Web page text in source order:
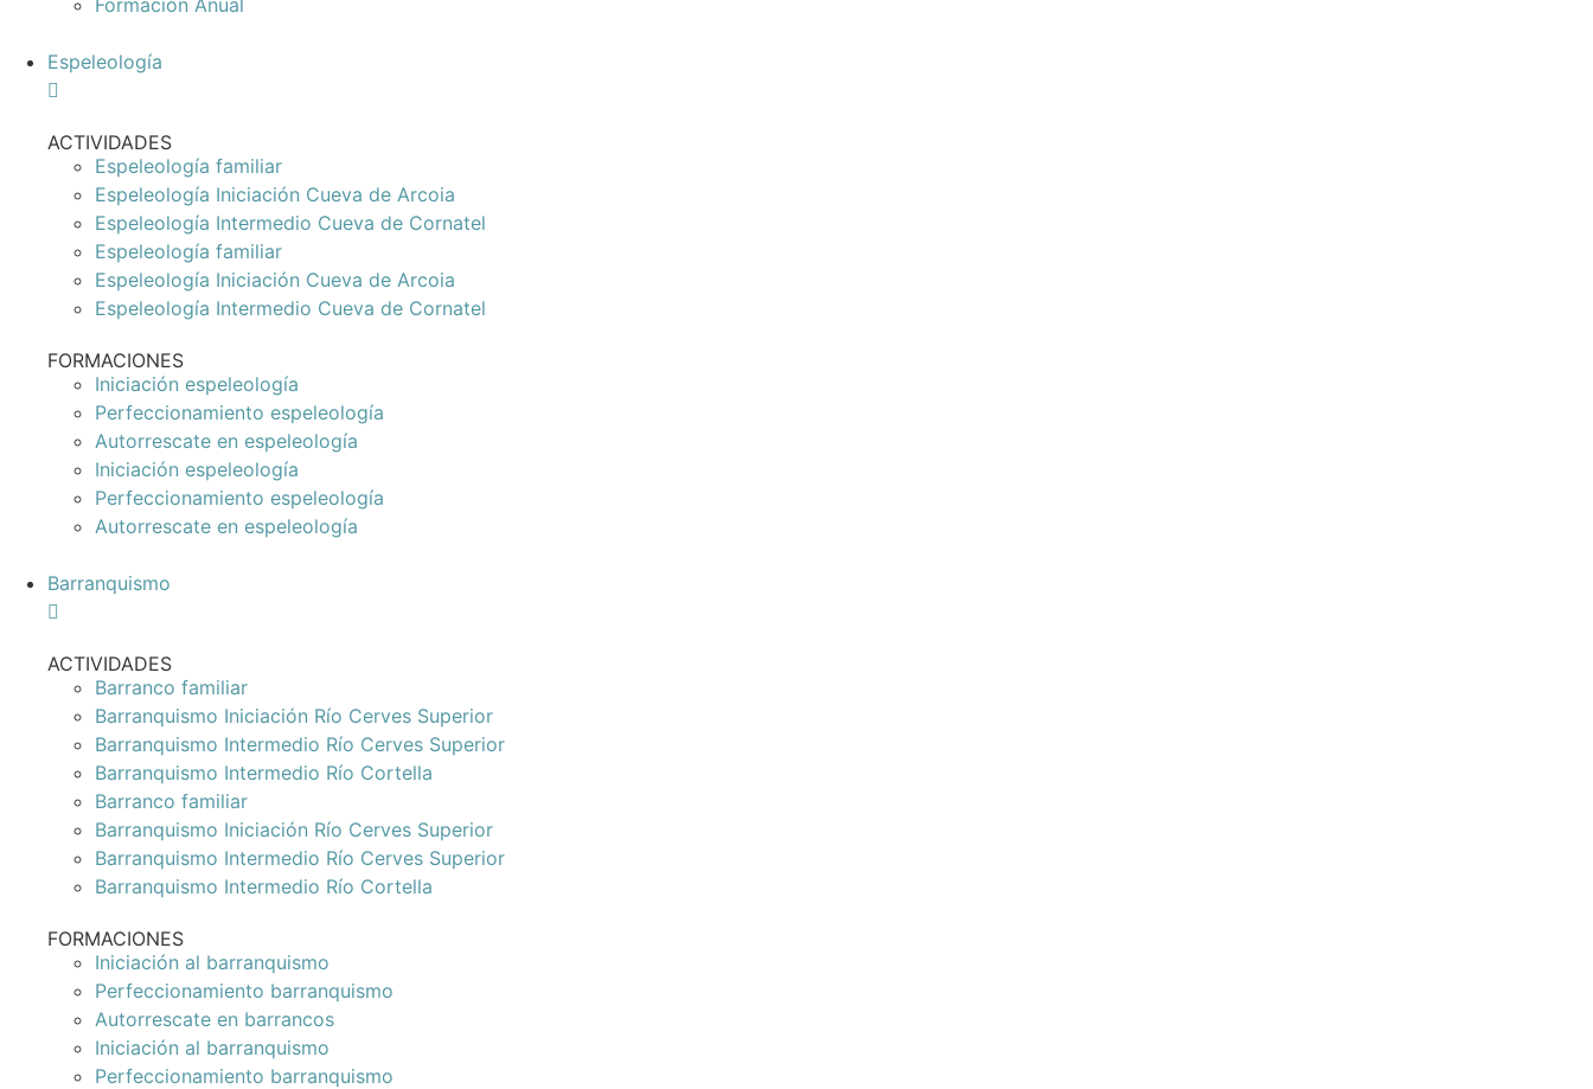
Formación Anual
Espeleología
ACTIVIDADES
Espeleología familiar
Espeleología Iniciación Cueva de Arcoia
Espeleología Intermedio Cueva de Cornatel
Espeleología familiar
Espeleología Iniciación Cueva de Arcoia
Espeleología Intermedio Cueva de Cornatel
FORMACIONES
Iniciación espeleología
Perfeccionamiento espeleología
Autorrescate en espeleología
Iniciación espeleología
Perfeccionamiento espeleología
Autorrescate en espeleología
Barranquismo
ACTIVIDADES
Barranco familiar
Barranquismo Iniciación Río Cerves Superior
Barranquismo Intermedio Río Cerves Superior
Barranquismo Intermedio Río Cortella
Barranco familiar
Barranquismo Iniciación Río Cerves Superior
Barranquismo Intermedio Río Cerves Superior
Barranquismo Intermedio Río Cortella
FORMACIONES
Iniciación al barranquismo
Perfeccionamiento barranquismo
Autorrescate en barrancos
Iniciación al barranquismo
Perfeccionamiento barranquismo